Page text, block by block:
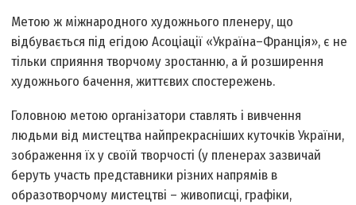
Метою ж міжнародного художнього пленеру, що
відбувається під егідою Асоціації «Україна–Франція», є не
тільки сприяння творчому зростанню, а й розширення
художнього бачення, життєвих спостережень.
Головною метою організатори ставлять і вивчення
людьми від мистецтва найпрекрасніших куточків України,
зображення їх у своїй творчості (у пленерах зазвичай
беруть участь представники різних напрямів в
образотворчому мистецтві – живописці, графіки,